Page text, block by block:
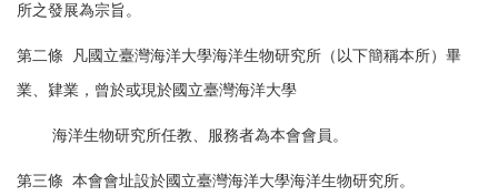
所之發展為宗旨。
第二條 凡國立臺灣海洋大學海洋生物研究所（以下簡稱本所）畢
業、肄業，曾於或現於國立臺灣海洋大學
海洋生物研究所任教、 服務者為本會會員。
第三條 本會會址設於國立臺灣海洋大學海洋生物研究所。